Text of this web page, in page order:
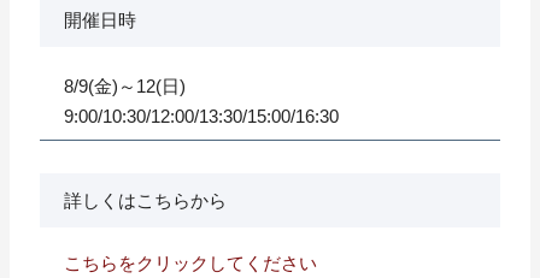
開催日時
8/9(金)～12(日)
9:00/10:30/12:00/13:30/15:00/16:30
詳しくはこちらから
こちらをクリックしてください